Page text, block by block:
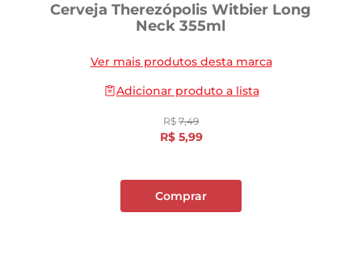
Cerveja Therezópolis Witbier Long
Neck 355ml
Ver mais produtos desta marca
Adicionar produto a lista
R$ 7,49
R$ 5,99
Comprar